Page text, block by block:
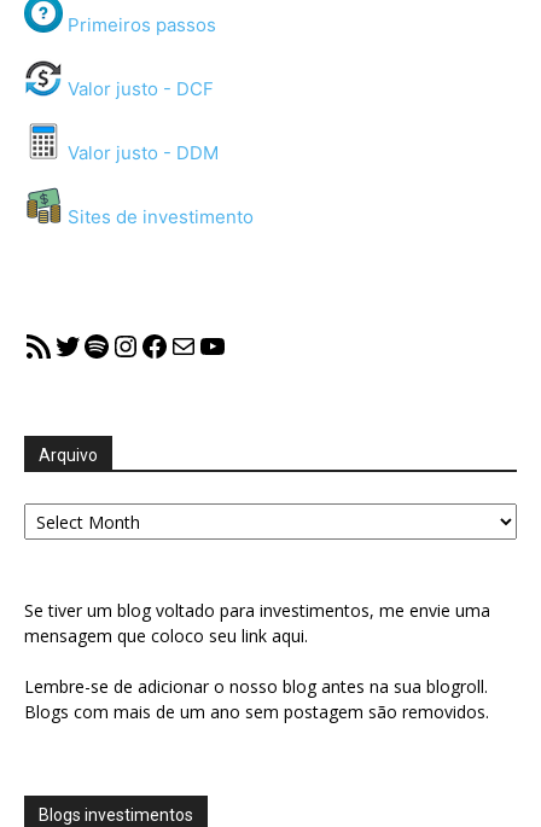
Primeiros passos
Valor justo - DCF
Valor justo - DDM
Sites de investimento
RSS FeedTwitter
Spotify
Instagram
Facebook
MailYouTube
Arquivo
Arquivo
Se tiver um blog voltado para investimentos, me envie uma
mensagem que coloco seu link aqui.
Lembre-se de adicionar o nosso blog antes na sua blogroll.
Blogs com mais de um ano sem postagem são removidos.
Blogs investimentos